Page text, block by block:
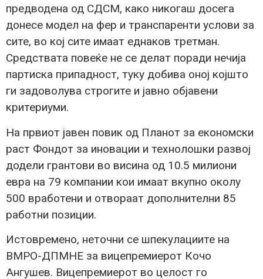
предводена од СДСМ, како никогаш досега
донесе модел на фер и транспаренти услови за
сите, во кој сите имаат еднаков третман.
Средствата повеќе не се делат поради нечија
партиска припадност, туку добива оној којшто
ги задоволува строгите и јавно објавени
критериуми.
На првиот јавен повик од Планот за економски
раст Фондот за иновации и технолошки развој
додели грантови во висина од 10.5 милиони
евра на 79 компании кои имаат вкупно околу
500 вработени и отвораат дополнителни 85
работни позиции.
Истовремено, неточни се шпекулациите на
ВМРО-ДПМНЕ за вицепремиерот Кочо
Ангушев. Вицепремиерот во целост го